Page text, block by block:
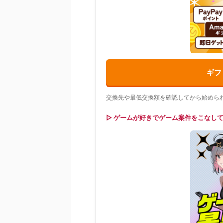
ギ
交換先や最低交換額を確認してから始めら
▷ ゲームが好きでゲーム案件をこなし